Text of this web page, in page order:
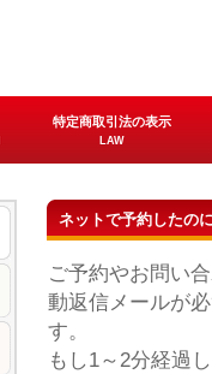
ネットで予約したの
ご予約やお問い
動返信メールが
す。
もし1～2分経過
特定商取引法の表示
LAW